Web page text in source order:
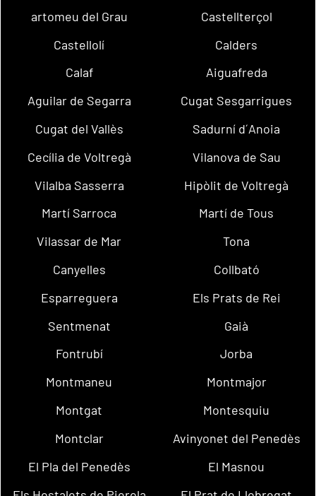
artomeu del Grau
Castellterçol
Castellolí
Calders
Calaf
Aiguafreda
Aguilar de Segarra
Cugat Sesgarrigues
Cugat del Vallès
Sadurní d´Anoia
Cecília de Voltregà
Vilanova de Sau
Vilalba Sasserra
Hipòlit de Voltregà
Martí Sarroca
Martí de Tous
Vilassar de Mar
Tona
Canyelles
Collbató
Esparreguera
Els Prats de Rei
Sentmenat
Gaià
Fontrubí
Jorba
Montmaneu
Montmajor
Montgat
Montesquiu
Montclar
Avinyonet del Penedès
El Pla del Penedès
El Masnou